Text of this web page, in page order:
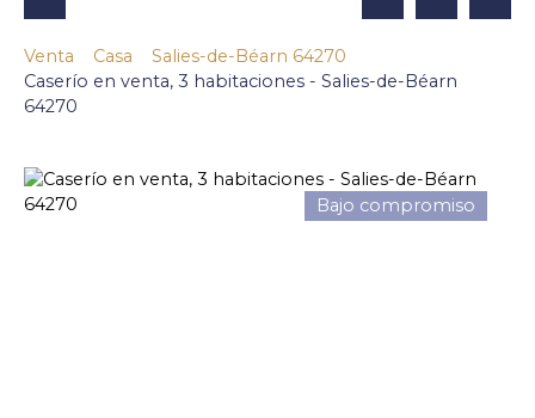
Venta Casa
Salies-de-Béarn 64270
Caserío en venta, 3 habitaciones - Salies-de-Béarn
64270
Bajo compromiso